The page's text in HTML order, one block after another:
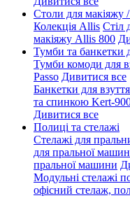
Столи для макіяжу
Колекція Allis Стіл
макіяжу Allis 800
Тумби та банкетки
Тумби комоди для
Passo Дивитися все
Банкетки для
та спинкою Kert-
Дивитися все
Полиці та стелажі
Стелажі для
для пральної
пральної машини
Модульні стелажі
офісний стелаж,